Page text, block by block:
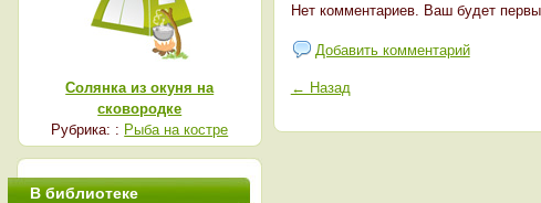
Нет комментариев. Ваш будет
Добавить комментарий
← Назад
Солянка из окуня на
сковородке
Рубрика: : Рыба на костре
В библиотеке